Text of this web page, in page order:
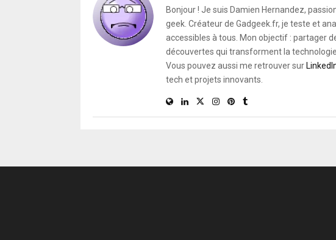
Bonjour ! Je suis Damien Hernandez,
geek. Créateur de Gadgeek.fr, je teste et
accessibles à tous. Mon objectif : partager
découvertes qui transforment la
Vous pouvez aussi me retrouver sur
tech et projets innovants.